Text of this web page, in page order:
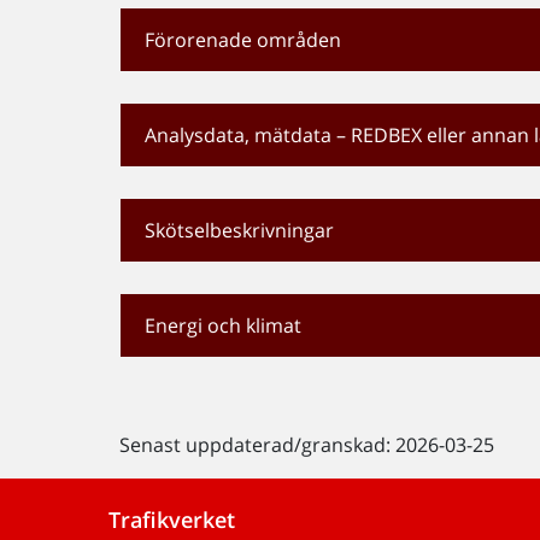
Förorenade områden
Analysdata, mätdata – REDBEX eller annan
Skötselbeskrivningar
Energi och klimat
Senast uppdaterad/granskad: 2026-03-25
Trafikverket